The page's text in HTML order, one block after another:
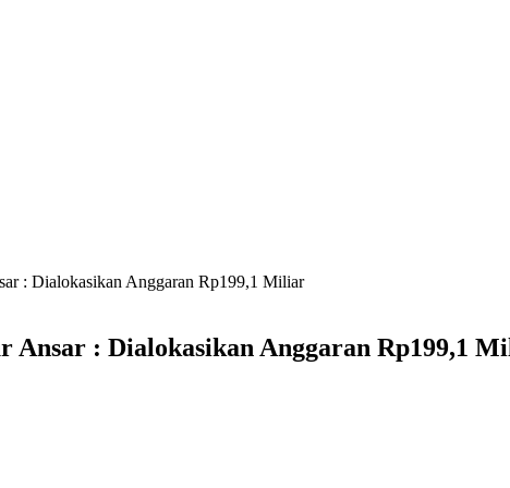
: Dialokasikan Anggaran Rp199,1 Miliar
Ansar : Dialokasikan Anggaran Rp199,1